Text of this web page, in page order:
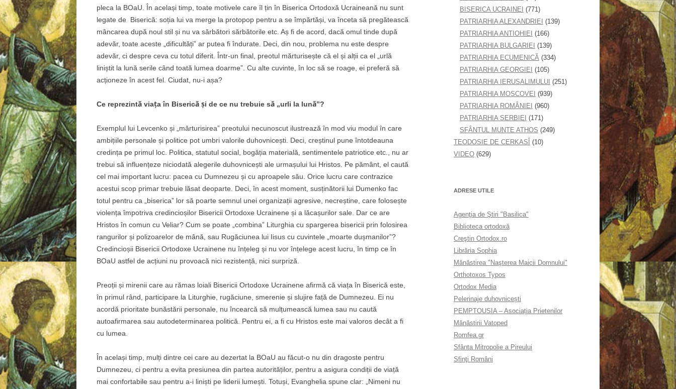
pleca la BOaU. În același timp, toate motivele care îl țin în Biserica Ortodoxă Ucraineană nu sunt
legate de Biserică: soția lui va merge la protopop pentru a se împărtăși, va înceta să pregătească
mâncarea după noul stil și nu va sărbători sărbătorile etc. Aș fi de acord, dacă omul tinde după
adevăr, toate aceste „dificultăți” ar putea fi îndurate. Deci, din nou, problema nu este despre
adevăr, ci despre ceva cu totul diferit. Într-un final, preotul mărturisește că el și alții ca el „urlă
liniștit la lună serile când toată lumea doarme”. Cu alte cuvinte, în loc să se roage, ei preferă să
acționeze în acest fel. Ciudat, nu-i așa?
Ce reprezintă viața în Biserică și de ce nu trebuie să „urli la lună”?
Exemplul lui Levcenko și „mărturisirea” preotului necunoscut ilustrează în mod viu modul în care
ambițiile personale și politice pot umbri valorile duhovnicești. Deci, creștinul pune întotdeauna
credința pe primul loc. Politica, statutul social, bogăția materială, sentimentele patriotice etc., nu ar
trebui să influențeze niciodată alegerile duhovnicești ale urmașului lui Hristos. Pe pământ, el caută
cel mai important lucru: pacea cu Dumnezeu și cu aproapele său. Orice lucru care contrazice
acestui scop primar trebuie lăsat deoparte. Deci, în acest moment, susținătorii lui Dumenko fac
totul pentru ca „biserica” lor să poarte semnul unei organizații agresive, necreștine, care folosește
violența împotriva credincioșilor Bisericii Ortodoxe Ucrainene și a lăcașurilor sale. Dar ce are
Hristos în comun cu Veliar? Cum se poate „combina” Liturghia cu spargerea bisericii prin folosirea
rangurilor și polizoarelor de mână, sau Rugăciunea lui Iisus cu cuvintele „moarte dușmanilor”?
Credincioșii Bisericii Ortodoxe Ucrainene nu înțeleg și nu vor înțelege acest lucru, în timp ce în
BOaU astfel de acțiuni nu provoacă nici rezistență, nici surpriză.
Preoții și mirenii care au rămas loiali Bisericii Ortodoxe Ucrainene afirmă că viața în Biserică este,
în primul rând, participare la Liturghie, rugăciune, smerenie și slujire față de Dumnezeu. Ei nu
acordă prioritate bunăstării personale, nu încearcă să mulțumească lumea sau nu caută
autoafirmarea sau autodeterminarea politică. Pentru ei, a fi cu Hristos este mai valoros decât a fi
cu lumea.
În același timp, mulți dintre cei care au dezertat la BOaU au făcut-o nu din dragoste pentru
Dumnezeu, ci pentru a evita presiunea din partea autorităților, pentru a asigura condiții de viață
mai confortabile sau pentru a-i liniști pe liderii lumești. Totuși, Evanghelia spune clar: „Nimeni nu
BISERICA UCRAINEI (771)
PATRIARHIA ALEXANDRIEI (139)
PATRIARHIA ANTIOHIEI (166)
PATRIARHIA BULGARIEI (139)
PATRIARHIA ECUMENICĂ (334)
PATRIARHIA GEORGIEI (105)
PATRIARHIA IERUSALIMULUI (251)
PATRIARHIA MOSCOVEI (939)
PATRIARHIA ROMÂNIEI (960)
PATRIARHIA SERBIEI (171)
SFÂNTUL MUNTE ATHOS (249)
TEODOSIE DE CERKASÎ (10)
VIDEO (629)
ADRESE UTILE
Agenţia de Ştiri "Basilica"
Biblioteca ortodoxă
Creştin Ortodox.ro
Librăria Sophia
Mănăstirea "Naşterea Maicii Domnului"
Orthotoxos Typos
Ortodox Media
Pelerinaje duhovnicești
PEMPTOUSIA – Asociația Prietenilor
Mănăstirii Vatoped
Romfea.gr
Sfânta Mitropolie a Pireului
Sfinţi Români